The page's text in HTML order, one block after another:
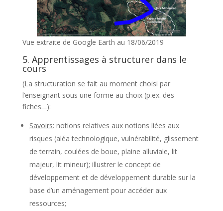
Vue extraite de Google Earth au 18/06/2019
5. Apprentissages à structurer dans le
cours
(La structuration se fait au moment choisi par
l’enseignant sous une forme au choix (p.ex. des
fiches…):
Savoirs: notions relatives aux notions liées aux
risques (aléa technologique, vulnérabilité, glissement
de terrain, coulées de boue, plaine alluviale, lit
majeur, lit mineur); illustrer le concept de
développement et de développement durable sur la
base d’un aménagement pour accéder aux
ressources;